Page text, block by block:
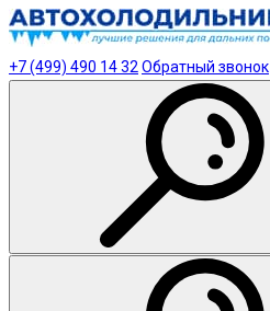
+7 (499) 490 14 32 Обратный звонок